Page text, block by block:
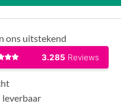
ons uitstekend